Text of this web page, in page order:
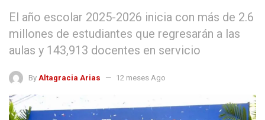
El año escolar 2025-2026 inicia con más de 2.6
millones de estudiantes que regresarán a las
aulas y 143,913 docentes en servicio
By Altagracia Arias 12 meses Ago